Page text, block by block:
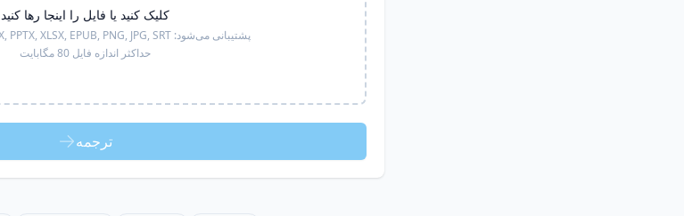
کلیک کنید یا فایل را اینجا رها کنید
پشتیبانی می‌شود: PPTX, XLSX, EPUB, PNG, JPG, SRT,
حداکثر اندازه فایل 80 مگابایت
ترجمه